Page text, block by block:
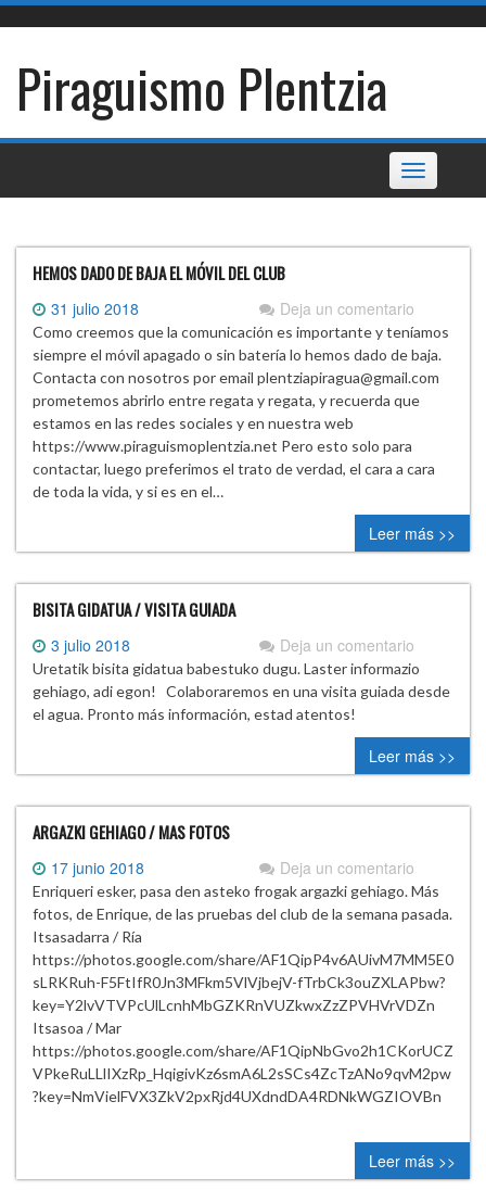
Skip
to
Piraguismo Plentzia
Toggle
navigation
HEMOS DADO DE BAJA EL MÓVIL DEL CLUB
31 julio 2018 Deja un comentario
Como creemos que la comunicación es importante y teníamos
siempre el móvil apagado o sin batería lo hemos dado de baja.
Contacta con nosotros por email plentziapiragua@gmail.com
prometemos abrirlo entre regata y regata, y recuerda que
estamos en las redes sociales y en nuestra web
https://www.piraguismoplentzia.net Pero esto solo para
contactar, luego preferimos el trato de verdad, el cara a cara
de toda la vida, y si es en el…
Leer más >>
BISITA GIDATUA / VISITA GUIADA
3 julio 2018 Deja un comentario
Uretatik bisita gidatua babestuko dugu. Laster informazio
gehiago, adi egon! Colaboraremos en una visita guiada desde
el agua. Pronto más información, estad atentos!
Leer más >>
ARGAZKI GEHIAGO / MAS FOTOS
17 junio 2018 Deja un comentario
Enriqueri esker, pasa den asteko frogak argazki gehiago. Más
fotos, de Enrique, de las pruebas del club de la semana pasada.
Itsasadarra / Ría
https://photos.google.com/share/AF1QipP4v6AUivM7MM5E0
sLRKRuh-F5FtIfR0Jn3MFkm5VlVjbejV-fTrbCk3ouZXLAPbw?
key=Y2lvVTVPcUlLcnhMbGZKRnVUZkwxZzZPVHVrVDZn
Itsasoa / Mar
https://photos.google.com/share/AF1QipNbGvo2h1CKorUCZ
VPkeRuLLlIXzRp_HqigivKz6smA6L2sSCs4ZcTzANo9qvM2pw
?key=NmVielFVX3ZkV2pxRjd4UXdndDA4RDNkWGZIOVBn
Leer más >>